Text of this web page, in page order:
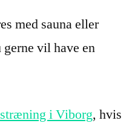
med sauna eller
vil have en
i Viborg, hvis